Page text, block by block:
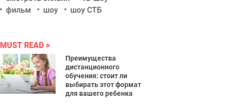
фильм
шоу шоу СТБ
MUST READ
Преимущества
дистанционного
обучения: стоит ли
выбирать этот формат
для вашего ребенка